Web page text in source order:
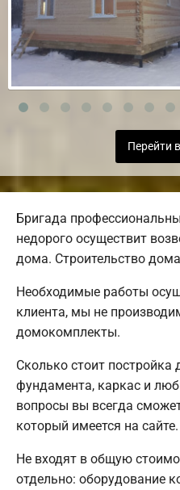
Перейти
Бригада
недорого осуществит
дома. Строительство
Необходимые работы
клиента, мы не
домокомплекты.
Сколько стоит постройка
фундамента, каркас и
вопросы вы всегда
который имеется на сайте.
Не входят в общую
отдельно: оборудование